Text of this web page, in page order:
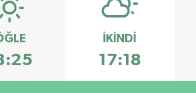
İKINDI
17:18